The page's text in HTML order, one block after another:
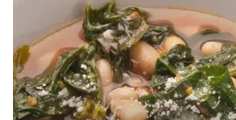
Proteine (g)
2,5 g
Sale (g)
0,08 g
Acido folico
(Vitamina B9) (µg)
109
Vitamina
B9